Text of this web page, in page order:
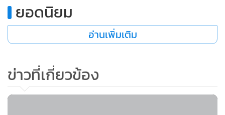
ติดตาม Facebook Fanpage ของ “Quality of Life” ได้ที่
ยอดนิยม
อ่านเพิ่มเติม
ข่าวที่เกี่ยวข้อง